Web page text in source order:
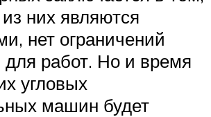
них являются
нет ограничений
для работ. Но и время
угловых
машин будет